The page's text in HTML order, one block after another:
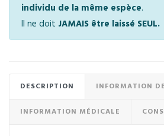
individu de la même espèce.
Il ne doit JAMAIS être laissé SEUL.
DESCRIPTION INFORMATION
INFORMATION MÉDICALE